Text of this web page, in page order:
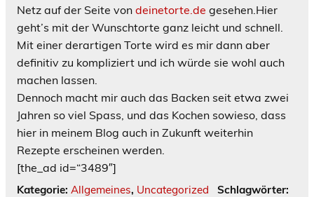
Netz auf der Seite von deinetorte.de gesehen.Hier
geht’s mit der Wunschtorte ganz leicht und schnell.
Mit einer derartigen Torte wird es mir dann aber
definitiv zu kompliziert und ich würde sie wohl auch
machen lassen.
Dennoch macht mir auch das Backen seit etwa zwei
Jahren so viel Spass, und das Kochen sowieso, dass
hier in meinem Blog auch in Zukunft weiterhin
Rezepte erscheinen werden.
[the_ad id=“3489″]
Kategorie: Allgemeines, Uncategorized
Schlagwörter: